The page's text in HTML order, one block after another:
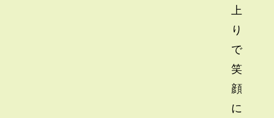
上
り
で
笑
顔
に